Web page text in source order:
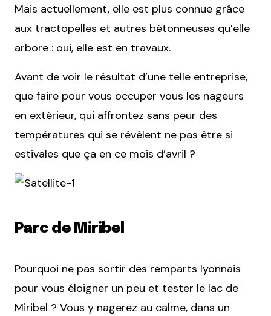
Mais actuellement, elle est plus connue grâce
aux tractopelles et autres bétonneuses qu’elle
arbore : oui, elle est en travaux.
Avant de voir le résultat d’une telle entreprise,
que faire pour vous occuper vous les nageurs
en extérieur, qui affrontez sans peur des
températures qui se révèlent ne pas être si
estivales que ça en ce mois d’avril ?
Parc de Miribel
Pourquoi ne pas sortir des remparts lyonnais
pour vous éloigner un peu et tester le lac de
Miribel ? Vous y nagerez au calme, dans un